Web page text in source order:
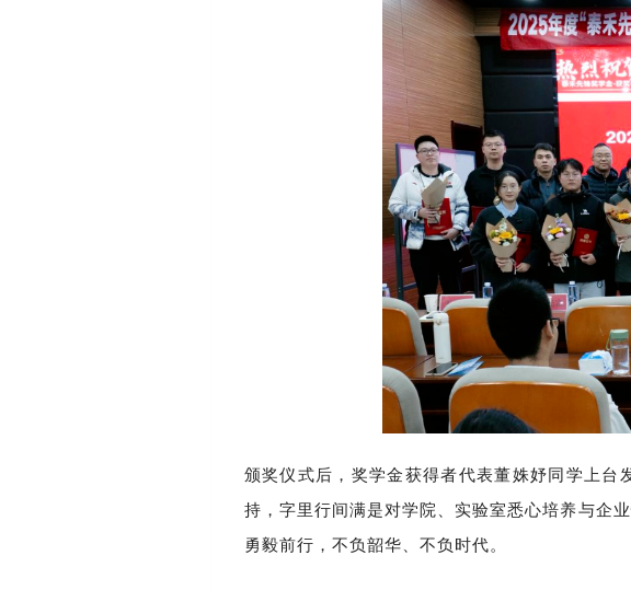
颁奖仪式后，奖学金获得者代表董姝妤同学上
持，字里行间满是对学院、实验室悉心培养与企
勇毅前行，不负韶华、不负时代。